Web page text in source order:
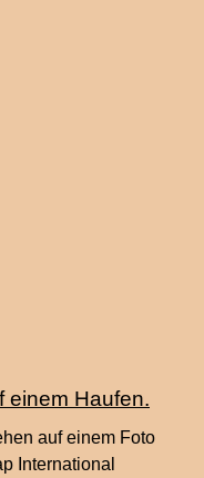
auf einem Foto
International